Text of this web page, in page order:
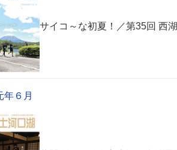
サイコ～な初夏！／第35回 西
年６月